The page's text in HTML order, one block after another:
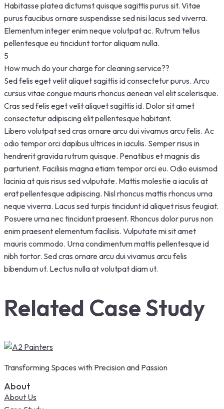
Habitasse platea dictumst quisque sagittis purus sit. Vitae
purus faucibus ornare suspendisse sed nisi lacus sed viverra.
Elementum integer enim neque volutpat ac. Rutrum tellus
pellentesque eu tincidunt tortor aliquam nulla.
5
How much do your charge for cleaning service??
Sed felis eget velit aliquet sagittis id consectetur purus. Arcu
cursus vitae congue mauris rhoncus aenean vel elit scelerisque.
Cras sed felis eget velit aliquet sagittis id. Dolor sit amet
consectetur adipiscing elit pellentesque habitant.
Libero volutpat sed cras ornare arcu dui vivamus arcu felis. Ac
odio tempor orci dapibus ultrices in iaculis. Semper risus in
hendrerit gravida rutrum quisque. Penatibus et magnis dis
parturient. Facilisis magna etiam tempor orci eu. Odio euismod
lacinia at quis risus sed vulputate. Mattis molestie a iaculis at
erat pellentesque adipiscing. Nisl rhoncus mattis rhoncus urna
neque viverra. Lacus sed turpis tincidunt id aliquet risus feugiat.
Posuere urna nec tincidunt praesent. Rhoncus dolor purus non
enim praesent elementum facilisis. Vulputate mi sit amet
mauris commodo. Urna condimentum mattis pellentesque id
nibh tortor. Sed cras ornare arcu dui vivamus arcu felis
bibendum ut. Lectus nulla at volutpat diam ut.
Related Case Study
Transforming Spaces with Precision and Passion
About
About Us